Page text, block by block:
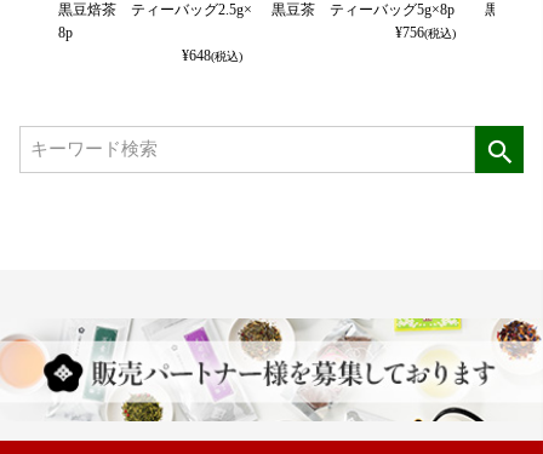
黒豆焙茶 ティーバッグ2.5g×
8p
¥648(税込)
黒豆茶 ティーバッグ5g×8p
¥756(税込)
黒豆茶